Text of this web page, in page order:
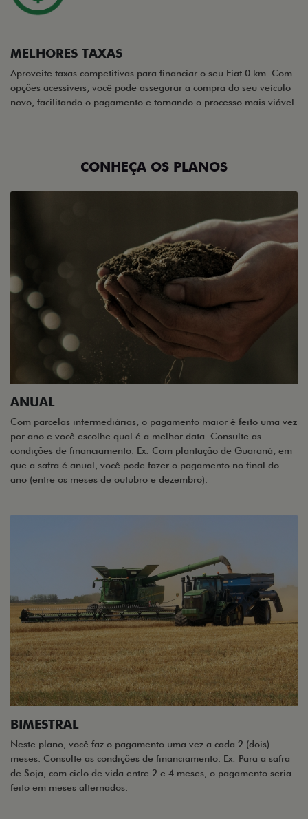
MELHORES TAXAS
Aproveite taxas competitivas para financiar o seu Fiat 0 km. Com
opções acessíveis, você pode assegurar a compra do seu veículo
novo, facilitando o pagamento e tornando o processo mais viável.
CONHEÇA OS PLANOS
ANUAL
Com parcelas intermediárias, o pagamento maior é feito uma vez
por ano e você escolhe qual é a melhor data. Consulte as
condições de financiamento. Ex: Com plantação de Guaraná, em
que a safra é anual, você pode fazer o pagamento no final do
ano (entre os meses de outubro e dezembro).
BIMESTRAL
Neste plano, você faz o pagamento uma vez a cada 2 (dois)
meses. Consulte as condições de financiamento. Ex: Para a safra
de Soja, com ciclo de vida entre 2 e 4 meses, o pagamento seria
feito em meses alternados.